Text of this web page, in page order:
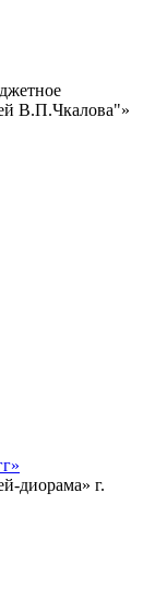
В.П.Чкалова"»
диорама» г.